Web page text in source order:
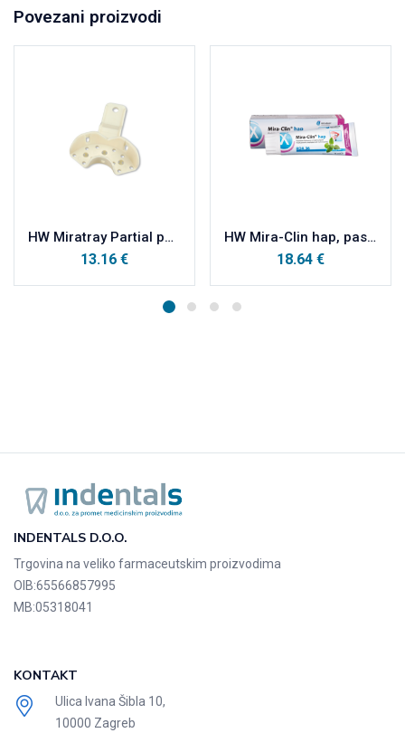
Povezani proizvodi
HW Miratray Partial parcijalne plastične otisne žlice vrećica, PM sredina a12
13.16 €
HW Mira-Clin hap, pasta za poliranje sa hidroksiapatitom 75ml
18.64 €
INDENTALS D.O.O.
Trgovina na veliko farmaceutskim proizvodima
OIB:65566857995
MB:05318041
KONTAKT
Ulica Ivana Šibla 10,
10000 Zagreb